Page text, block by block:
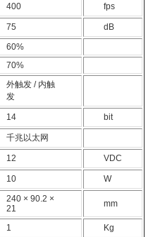
400 fps
75
dB
60%
70%
外触发 / 内触
发
14 bit
千兆以太网
12 VDC
10 W
240 × 90.2 ×
21
mm
1 Kg